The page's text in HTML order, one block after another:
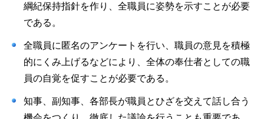
綱紀保持指針を作り、全職員に姿勢を示すことが必要
である。
全職員に匿名のアンケートを行い、職員の意見を積極
的にくみ上げるなどにより、全体の奉仕者としての職
員の自覚を促すことが必要である。
知事、副知事、各部長が職員とひざを交えて話し合う